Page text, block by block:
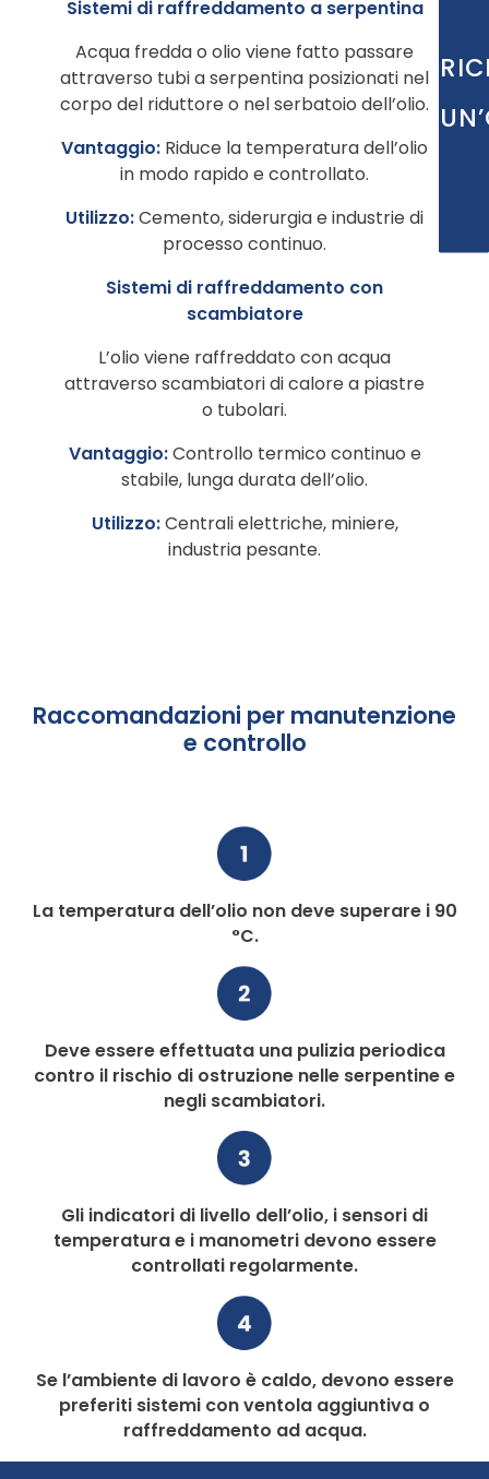
Sistemi di raffreddamento a serpentina
Acqua fredda o olio viene fatto passare
attraverso tubi a serpentina posizionati nel
corpo del riduttore o nel serbatoio dell’olio.
Vantaggio: Riduce la temperatura dell’olio
in modo rapido e controllato.
Utilizzo:Cemento, siderurgia e industrie di
processo continuo.
Sistemi di raffreddamento con
scambiatore
L’olio viene raffreddato con acqua
attraverso scambiatori di calore a piastre
o tubolari.
Vantaggio:Controllo termico continuo e
stabile, lunga durata dell’olio.
Utilizzo:Centrali elettriche, miniere,
industria pesante.
Raccomandazioni per manutenzione
e controllo
La temperatura dell’olio non deve superare i 90
°C.
Deve essere effettuata una pulizia periodica
contro il rischio di ostruzione nelle serpentine e
negli scambiatori.
Gli indicatori di livello dell’olio, i sensori di
temperatura e i manometri devono essere
controllati regolarmente.
Se l’ambiente di lavoro è caldo, devono essere
preferiti sistemi con ventola aggiuntiva o
raffreddamento ad acqua.